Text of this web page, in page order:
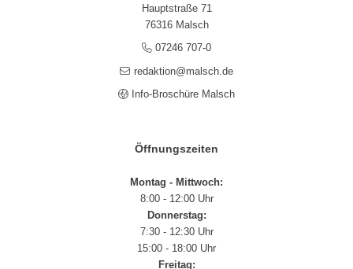
Hauptstraße 71
76316 Malsch
07246 707-0
redaktion@malsch.de
Info-Broschüre Malsch
Öffnungszeiten
Montag - Mittwoch:
8:00 - 12:00 Uhr
Donnerstag:
7:30 - 12:30 Uhr
15:00 - 18:00 Uhr
Freitag: